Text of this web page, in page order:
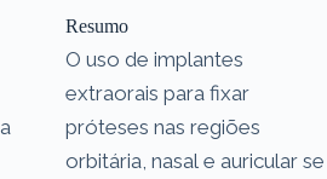
Resumo
O uso de implantes
extraorais para fixar
próteses nas regiões
orbitária, nasal e auricular se